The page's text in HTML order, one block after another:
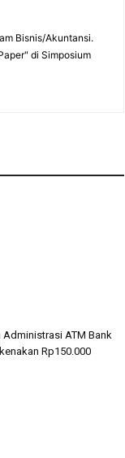
Bisnis/Akuntansi.
di Simposium
Administrasi ATM Bank
Rp150.000